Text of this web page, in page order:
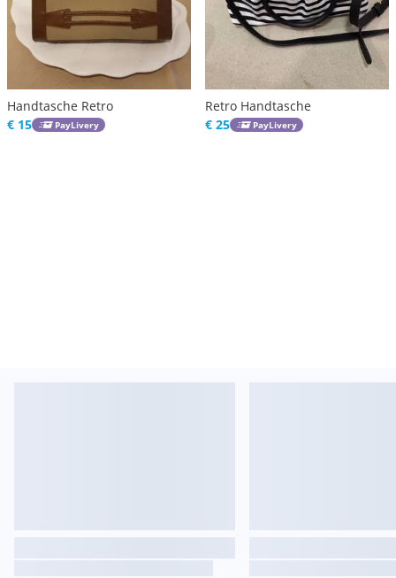
Handtasche Retro
€ 15
PayLivery
Retro Handtasche
€ 25
PayLivery